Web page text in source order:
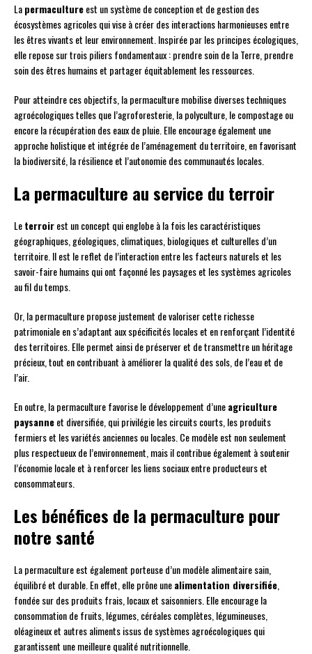
Lapermacultureest un système de conception et de gestion des
écosystèmes agricoles qui vise à créer des interactions harmonieuses entre
les êtres vivants et leur environnement. Inspirée par les principes écologiques,
elle repose sur trois piliers fondamentaux : prendre soin de la Terre, prendre
soin des êtres humains et partager équitablement les ressources.
Pour atteindre ces objectifs, la permaculture mobilise diverses techniques
agroécologiques telles que l’agroforesterie, la polyculture, le compostage ou
encore la récupération des eaux de pluie. Elle encourage également une
approche holistique et intégrée de l’aménagement du territoire, en favorisant
la biodiversité, la résilience et l’autonomie des communautés locales.
La permaculture au service du terroir
Leterroirest un concept qui englobe à la fois les caractéristiques
géographiques, géologiques, climatiques, biologiques et culturelles d’un
territoire. Il est le reflet de l’interaction entre les facteurs naturels et les
savoir-faire humains qui ont façonné les paysages et les systèmes agricoles
au fil du temps.
Or, la permaculture propose justement de valoriser cette richesse
patrimoniale en s’adaptant aux spécificités locales et en renforçant l’identité
des territoires. Elle permet ainsi de préserver et de transmettre un héritage
précieux, tout en contribuant à améliorer la qualité des sols, de l’eau et de
l’air.
En outre, la permaculture favorise le développement d’uneagriculture
paysanneet diversifiée, qui privilégie les circuits courts, les produits
fermiers et les variétés anciennes ou locales. Ce modèle est non seulement
plus respectueux de l’environnement, mais il contribue également à soutenir
l’économie locale et à renforcer les liens sociaux entre producteurs et
consommateurs.
Les bénéfices de la permaculture pour
notre santé
La permaculture est également porteuse d’un modèle alimentaire sain,
équilibré et durable. En effet, elle prône unealimentation diversifiée
fondée sur des produits frais, locaux et saisonniers. Elle encourage la
consommation de fruits, légumes, céréales complètes, légumineuses,
oléagineux et autres aliments issus de systèmes agroécologiques qui
garantissent une meilleure qualité nutritionnelle.